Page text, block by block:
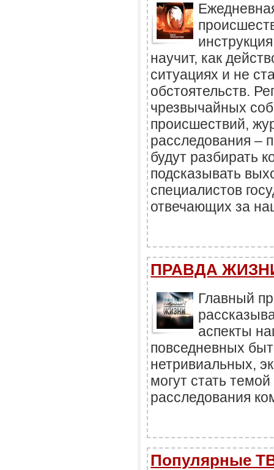
научит, как
ситуациях и не
обстоятельств.
чрезвычайных
происшествий,
расследования –
будут разбирать
подсказывать
специалистов
отвечающих за
ПРАВДА
Главный
аспекты
повседневных
нетривиальных,
могут стать
расследования
Популярные